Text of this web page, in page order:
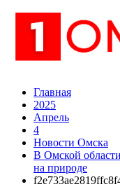
Главная
2025
Апрель
4
Новости Омска
В Омской
на природе